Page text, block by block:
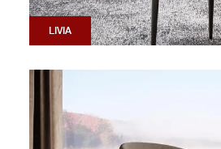
LIVIA